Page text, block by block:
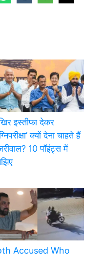
इस्तीफा देकर
क्यों देना चाहते हैं
10 पॉइंट्स में
Accused Who